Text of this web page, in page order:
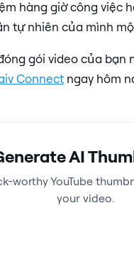
hàng giờ công việc
tự nhiên của mình
gói video của bạn
Connect ngay hôm
AI
worthy YouTube
your video.